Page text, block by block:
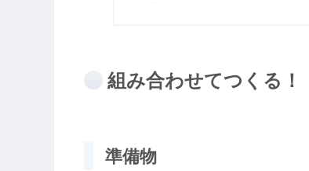
組み合わせてつくる
準備物